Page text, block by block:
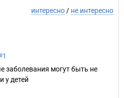
интересно / не интересно
заболевания могут быть не
у детей